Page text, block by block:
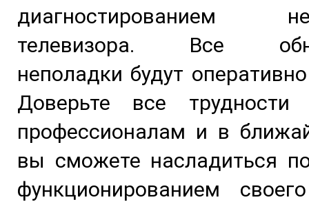
диагностированием
телевизора. Все
неполадки будут
Доверьте все
профессионалам и в
вы сможете насладиться
функционированием